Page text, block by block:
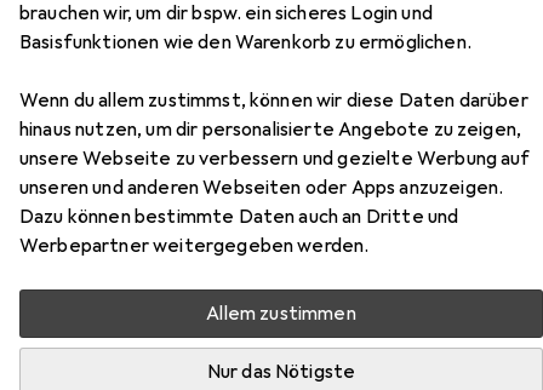
brauchen wir, um dir bspw. ein sicheres Login und
Basisfunktionen wie den Warenkorb zu ermöglichen.
Wenn du allem zustimmst, können wir diese Daten darüber
hinaus nutzen, um dir personalisierte Angebote zu zeigen,
unsere Webseite zu verbessern und gezielte Werbung auf
unseren und anderen Webseiten oder Apps anzuzeigen.
Dazu können bestimmte Daten auch an Dritte und
Werbepartner weitergegeben werden.
Allem zustimmen
Nur das Nötigste
EUR
33,77 EUR
0,26/1GB
KingstonDataTraveler Micro
DataTraveler Micro
Hier findest du passendes Zubehör zum Produkt Kingston